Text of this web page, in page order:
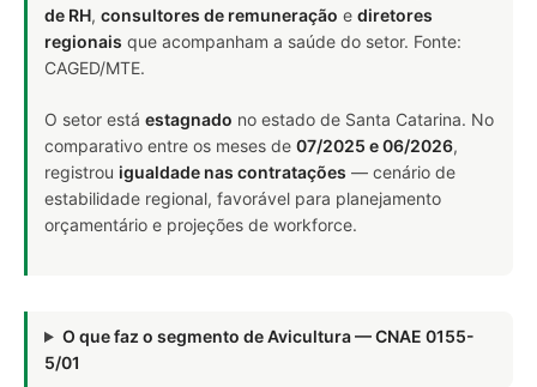
de RH, consultores de remuneração e diretores
regionais que acompanham a saúde do setor. Fonte:
CAGED/MTE.
O setor está estagnado no estado de Santa Catarina. No
comparativo entre os meses de 07/2025 e 06/2026,
registrou igualdade nas contratações — cenário de
estabilidade regional, favorável para planejamento
orçamentário e projeções de workforce.
O que faz o segmento de Avicultura — CNAE 0155-
5/01